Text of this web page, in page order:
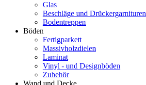
Glas
Beschläge und Drückergarnituren
Bodentreppen
Böden
Fertigparkett
Massivholzdielen
Laminat
Vinyl - und Designböden
Zubehör
Wand und Decke